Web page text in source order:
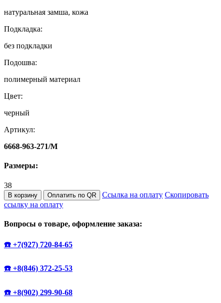
натуральная замша, кожа
Подкладка:
без подкладки
Подошва:
полимерный материал
Цвет:
черный
Артикул:
6668-963-271/M
Размеры:
38
В корзину Оплатить по QR Ссылка на оплату Скопировать
ссылку на оплату
Вопросы о товаре, оформление заказа:
☎️ +7(927) 720-84-65
☎️ +8(846) 372-25-53
☎️ +8(902) 299-90-68